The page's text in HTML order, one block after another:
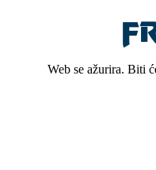
Web se ažurira. Biti